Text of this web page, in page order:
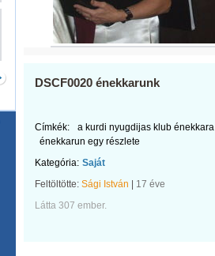
DSCF0020 énekkarunk
Címkék:
a kurdi nyugdijas klub énekkara
énekkarun egy részlete
Kategória: Saját
Feltöltötte: Sági István
17 éve
Látta 307 ember.